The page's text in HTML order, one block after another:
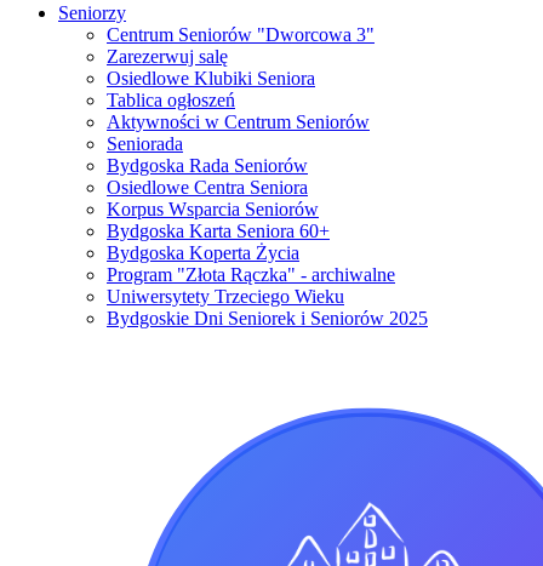
Seniorzy
Centrum Seniorów "Dworcowa 3"
Zarezerwuj salę
Osiedlowe Klubiki Seniora
Tablica ogłoszeń
Aktywności w Centrum Seniorów
Seniorada
Bydgoska Rada Seniorów
Osiedlowe Centra Seniora
Korpus Wsparcia Seniorów
Bydgoska Karta Seniora 60+
Bydgoska Koperta Życia
Program "Złota Rączka" - archiwalne
Uniwersytety Trzeciego Wieku
Bydgoskie Dni Seniorek i Seniorów 2025